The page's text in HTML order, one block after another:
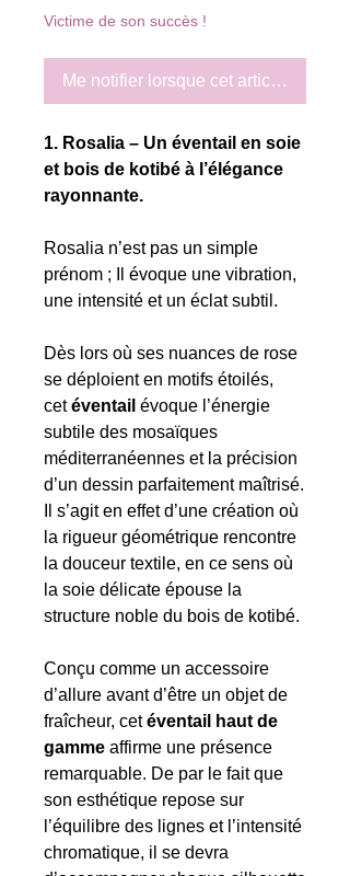
Victime de son succès !
Me notifier lorsque cet article est
1. Rosalia – Un éventail en soie
et bois de kotibé à l’élégance
rayonnante.
Rosalia n’est pas un simple
prénom ; Il évoque une vibration,
une intensité et un éclat subtil.
Dès lors où ses nuances de rose
se déploient en motifs étoilés,
cetéventail évoque l’énergie
subtile des mosaïques
méditerranéennes et la précision
d’un dessin parfaitement maîtrisé.
Il s’agit en effet d’une création où
la rigueur géométrique rencontre
la douceur textile, en ce sens où
la soie délicate épouse la
structure noble du bois de kotibé.
Conçu comme un accessoire
d’allure avant d’être un objet de
fraîcheur, cetéventail haut de
gamme affirme une présence
remarquable. De par le fait que
son esthétique repose sur
l’équilibre des lignes et l’intensité
chromatique, il se devra